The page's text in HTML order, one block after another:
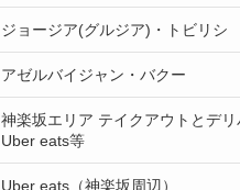
ジョージア(グルジア)・トビリシ
アゼルバイジャン・バクー
神楽坂エリア テイクアウトとデリ
Uber eats等
Uber eats（神楽坂周辺）